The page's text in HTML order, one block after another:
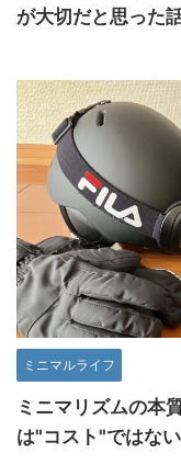
が大切だと思った
ミニマルライフ
ミニマリズムの本
は"コスト"ではない